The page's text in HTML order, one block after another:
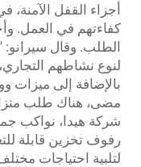
أجزاء القفل الآمنة،
كفاءتهم في العمل.
الطلب. وقال سيرانو:
لنوع نشاطهم
بالإضافة إلى ميزات
مضى، هناك طلب
شركة هيدا، نواكب
رفوف تخزين قابلة
لتلبية احتياجات